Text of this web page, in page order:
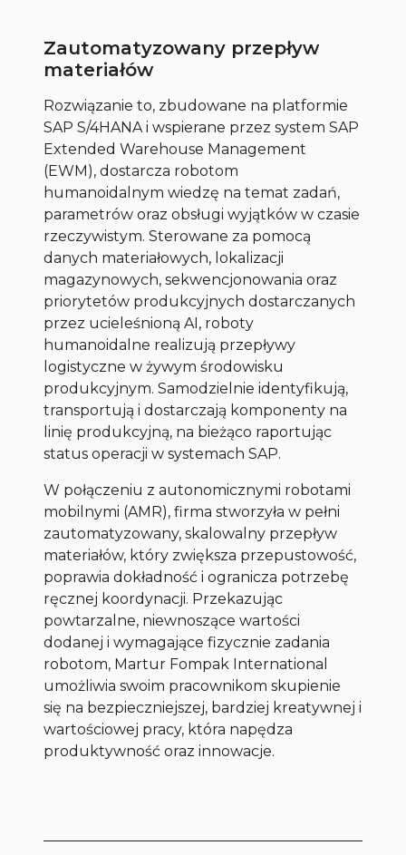
Zautomatyzowany przepływ
materiałów
Rozwiązanie to, zbudowane na platformie
SAP S/4HANA i wspierane przez system SAP
Extended Warehouse Management
(EWM), dostarcza robotom
humanoidalnym wiedzę na temat zadań,
parametrów oraz obsługi wyjątków w czasie
rzeczywistym. Sterowane za pomocą
danych materiałowych, lokalizacji
magazynowych, sekwencjonowania oraz
priorytetów produkcyjnych dostarczanych
przez ucieleśnioną AI, roboty
humanoidalne realizują przepływy
logistyczne w żywym środowisku
produkcyjnym. Samodzielnie identyfikują,
transportują i dostarczają komponenty na
linię produkcyjną, na bieżąco raportując
status operacji w systemach SAP.
W połączeniu z autonomicznymi robotami
mobilnymi (AMR), firma stworzyła w pełni
zautomatyzowany, skalowalny przepływ
materiałów, który zwiększa przepustowość,
poprawia dokładność i ogranicza potrzebę
ręcznej koordynacji. Przekazując
powtarzalne, niewnoszące wartości
dodanej i wymagające fizycznie zadania
robotom, Martur Fompak International
umożliwia swoim pracownikom skupienie
się na bezpieczniejszej, bardziej kreatywnej i
wartościowej pracy, która napędza
produktywność oraz innowacje.